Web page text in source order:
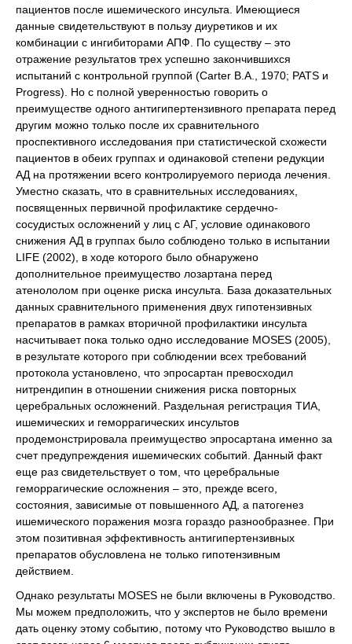
пациентов после ишемического инсульта. Имеющиеся
данные свидетельствуют в пользу диуретиков и их
комбинации с ингибиторами АПФ. По существу – это
отражение результатов трех успешно закончившихся
испытаний с контрольной группой (Carter B.A., 1970; PATS и
Progress). Но с полной уверенностью говорить о
преимуществе одного антигипертензивного препарата перед
другим можно только после их сравнительного
проспективного исследования при статистической схожести
пациентов в обеих группах и одинаковой степени редукции
АД на протяжении всего контролируемого периода лечения.
Уместно сказать, что в сравнительных исследованиях,
посвященных первичной профилактике сердечно-
сосудистых осложнений у лиц с АГ, условие одинакового
снижения АД в группах было соблюдено только в испытании
LIFE (2002), в ходе которого было обнаружено
дополнительное преимущество лозартана перед
атенололом при оценке риска инсульта. База доказательных
данных сравнительного применения двух гипотензивных
препаратов в рамках вторичной профилактики инсульта
насчитывает пока только одно исследование MOSES (2005),
в результате которого при соблюдении всех требований
протокола установлено, что эпросартан превосходил
нитрендипин в отношении снижения риска повторных
церебральных осложнений. Раздельная регистрация ТИА,
ишемических и геморрагических инсультов
продемонстрировала преимущество эпросартана именно за
счет предупреждения ишемических событий. Данный факт
еще раз свидетельствует о том, что церебральные
геморрагические осложнения – это, прежде всего,
состояния, зависимые от повышенного АД, а патогенез
ишемического поражения мозга гораздо разнообразнее. При
этом позитивная эффективность антигипертензивных
препаратов обусловлена не только гипотензивным
действием.
Однако результаты MOSES не были включены в Руководство.
Мы можем предположить, что у экспертов не было времени
дать оценку этому событию, потому что Руководство вышло в